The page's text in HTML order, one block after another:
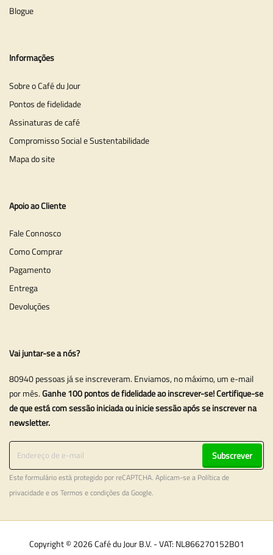
Blogue
Informações
Sobre o Café du Jour
Pontos de fidelidade
Assinaturas de café
Compromisso Social e Sustentabilidade
Mapa do site
Apoio ao Cliente
Fale Connosco
Como Comprar
Pagamento
Entrega
Devoluções
Vai juntar-se a nós?
80940 pessoas já se inscreveram. Enviamos, no máximo, um e-mail
por mês.Ganhe 100 pontos de fidelidade ao inscrever-se! Certifique-se
de que está com sessão iniciada ou inicie sessão após se inscrever na
newsletter.
Subscrever
Este formulário está protegido por reCAPTCHA. Aplicam-se a Política de
privacidadee os Termos e condições da Google.
Copyright © 2026 Café du Jour B.V. - VAT: NL866270152B01